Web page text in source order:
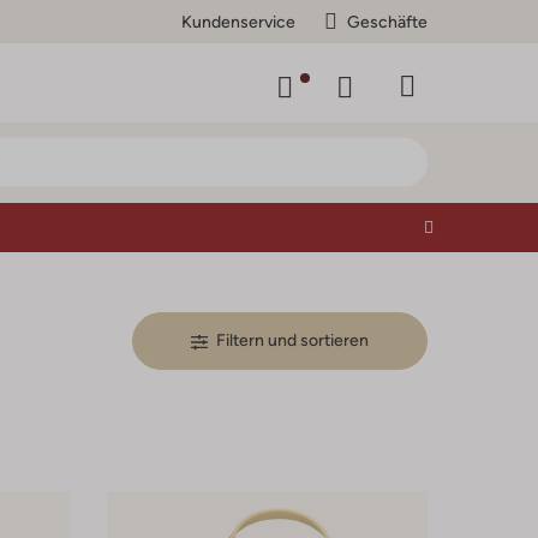
Kundenservice Geschäfte
Filtern und sortieren